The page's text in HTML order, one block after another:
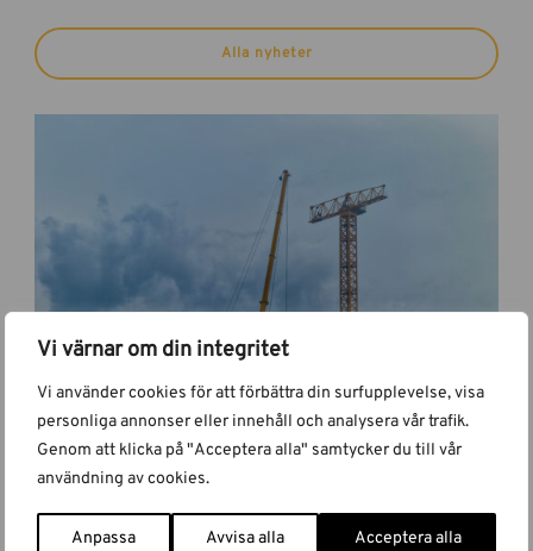
Vi värnar om din integritet
Vi använder cookies för att förbättra din surfupplevelse, visa
personliga annonser eller innehåll och analysera vår trafik.
Genom att klicka på "Acceptera alla" samtycker du till vår
användning av cookies.
Anpassa Avvisa alla Acceptera alla
Alla nyheter
Comansa 21LC1050
Måndag 26 September 2022